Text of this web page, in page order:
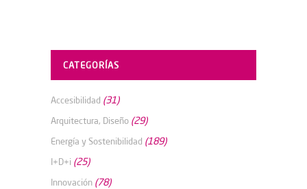
CATEGORÍAS
Accesibilidad (31)
Arquitectura, Diseño (29)
Energía y Sostenibilidad (189)
I+D+i (25)
Innovación (78)